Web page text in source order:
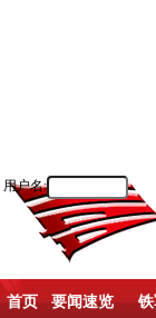
用户名:
首页 要闻速览 铁